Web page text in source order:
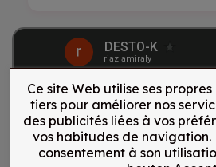
Ce site Web utilise ses
tiers pour améliorer nos
des publicités liées à vos
vos habitudes de navigation.
consentement à son